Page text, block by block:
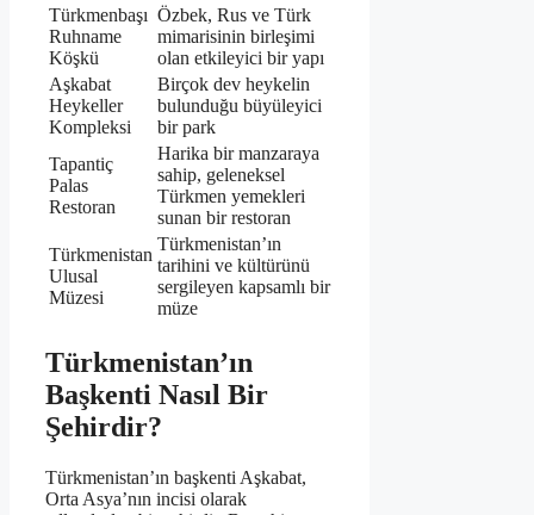
Türkmenbaşı
Ruhname
Köşkü
Özbek, Rus ve Türk
mimarisinin birleşimi
olan etkileyici bir yapı
Aşkabat
Heykeller
Kompleksi
Birçok dev heykelin
bulunduğu büyüleyici
bir park
Tapantiç
Palas
Restoran
Harika bir manzaraya
sahip, geleneksel
Türkmen yemekleri
sunan bir restoran
Türkmenistan
Ulusal
Müzesi
Türkmenistan’ın
tarihini ve kültürünü
sergileyen kapsamlı bir
müze
Türkmenistan’ın
Başkenti Nasıl Bir
Şehirdir?
Türkmenistan’ın başkenti Aşkabat,
Orta Asya’nın incisi olarak